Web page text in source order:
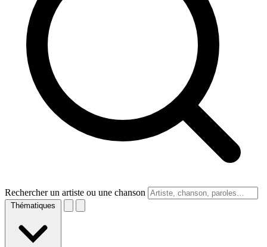
Rechercher un artiste ou une chanson
Thématiques